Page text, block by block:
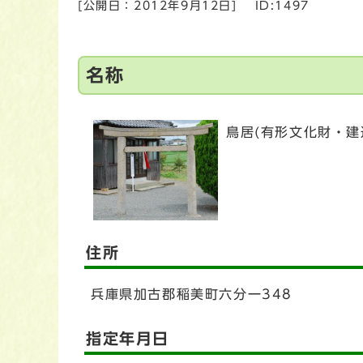
[公開日： 2012年9月12日 ID:1497
名称
鳥居(有形文化財・
住所
兵庫県加古郡稲美町六分一348
指定年月日